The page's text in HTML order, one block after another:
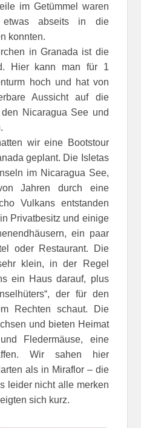
im Getümmel waren
abseits in die
konnten.
in Granada ist die
Hier kann man für 1
hoch und hat von
Aussicht auf die
Nicaragua See und
wir eine Bootstour
geplant. Die Isletas
im Nicaragua See,
Jahren durch eine
Vulkans entstanden
Privatbesitz und einige
ein paar
oder Restaurant. Die
klein, in der Regel
ein Haus darauf, plus
der für den
Rechten schaut. Die
und bieten Heimat
Fledermäuse, eine
Wir sahen hier
als in Miraflor – die
leider nicht alle merken
sich kurz.